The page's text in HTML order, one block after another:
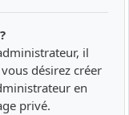
il
désirez créer
en
privé.